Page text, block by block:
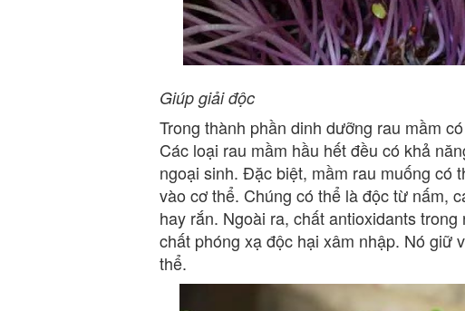
Giúp giải độc
Trong thành phần dinh dưỡng rau mầm
Các loại rau mầm hầu hết đều có khả
ngoại sinh. Đặc biệt, mầm rau muống có
vào cơ thể. Chúng có thể là độc từ nấm,
hay rắn. Ngoài ra, chất antioxidants
chất phóng xạ độc hại xâm nhập. Nó giữ
thể.